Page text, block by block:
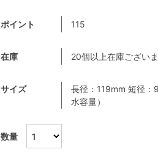
数量
ポイント 115
在庫 20個以上在庫ございま
サイズ
長径：119mm 短径
水容量）